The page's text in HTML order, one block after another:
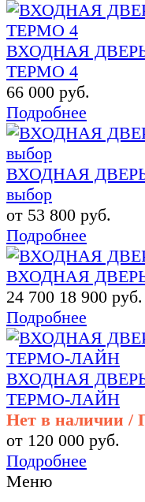
ВХОДНАЯ
ТЕРМО 4
66 000 руб.
Подробнее
ВХОДНАЯ ДВЕРЬ
выбор
от 53 800 руб.
Подробнее
ВХОДНАЯ ДВЕРЬ
24 700 18 900 руб.
Подробнее
ВХОДНАЯ
ТЕРМО-ЛАЙН
Нет в наличии /
от 120 000 руб.
Подробнее
Меню